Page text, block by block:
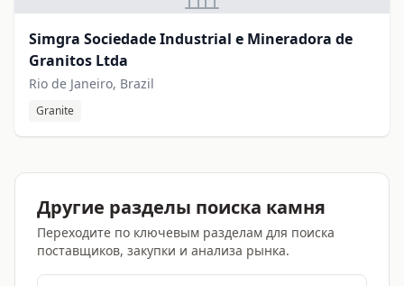
Simgra Sociedade Industrial e Mineradora de
Granitos Ltda
Rio de Janeiro, Brazil
Granite
Другие разделы поиска камня
Переходите по ключевым разделам для поиска
поставщиков, закупки и анализа рынка.